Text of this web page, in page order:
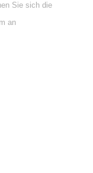
Sie sich die
an